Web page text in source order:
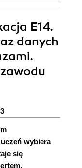
E14.
danych
wybiera
się